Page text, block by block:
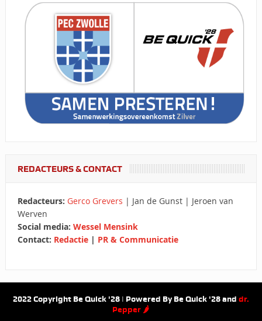
REDACTEURS & CONTACT
Redacteurs: Gerco Grevers | Jan de Gunst | Jeroen van
Werven
Social media: Wessel Mensink
Contact: Redactie| PR & Communicatie
2022 Copyright Be Quick '28 | Powered By Be Quick '28 and dr.
Pepper 🌶